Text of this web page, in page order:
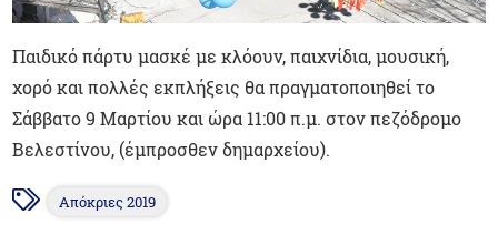
Παιδικό πάρτυ μασκέ με κλόουν, παιχνίδια, μουσική,
χορό και πολλές εκπλήξεις θα πραγματοποιηθεί το
Σάββατο 9 Μαρτίου και ώρα 11:00 π.μ. στον πεζόδρομο
Βελεστίνου, (έμπροσθεν δημαρχείου).
Απόκριες 2019